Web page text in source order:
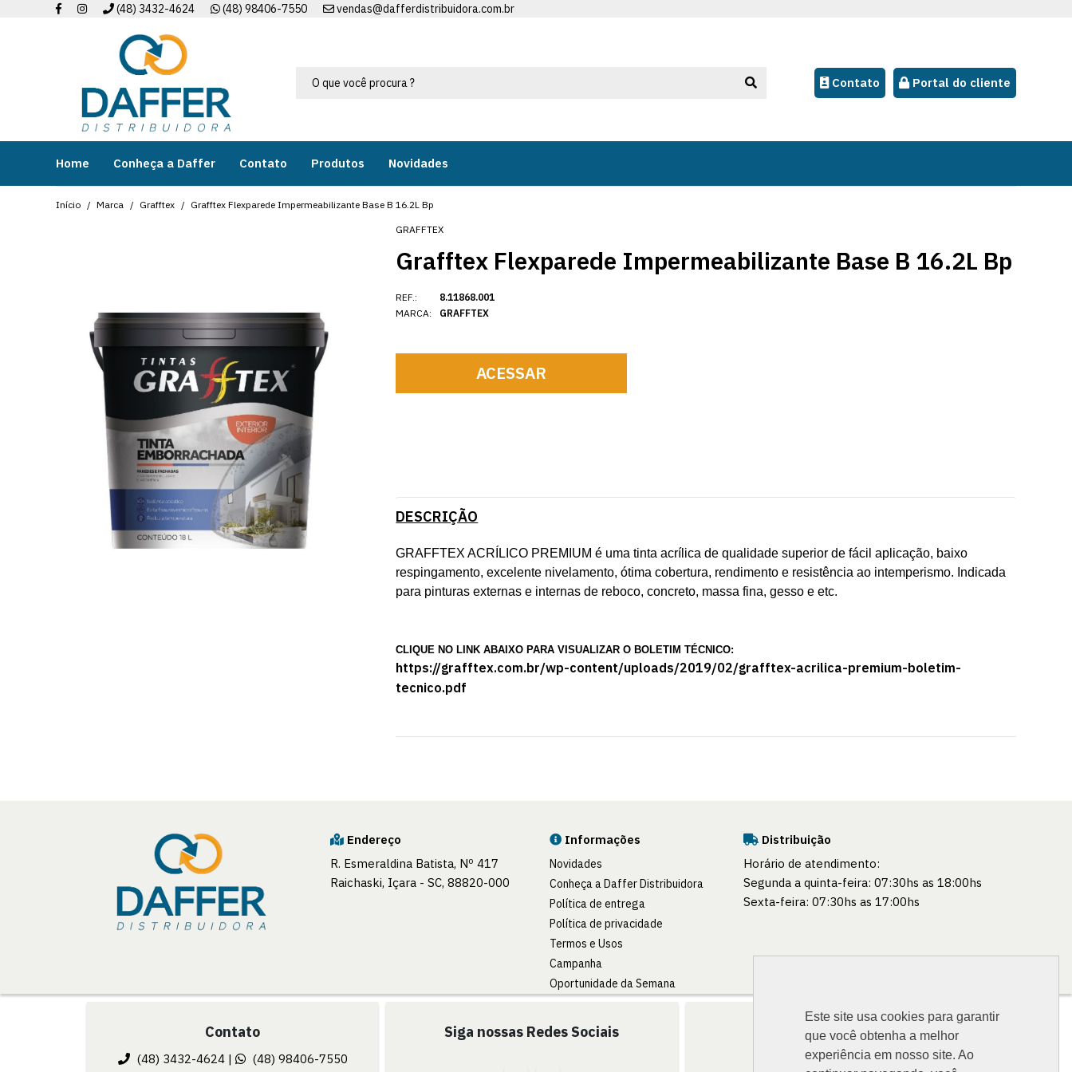
Este site usa cookies para garantir
que você obtenha a melhor
experiência em nosso site. Ao
(48) 3432-4624 (48) 98406-7550 vendas@dafferdistribuidora.com.br
Contato Portal do cliente
Home Conheça a Daffer Contato Produtos Novidades
Início Marca Grafftex Grafftex Flexparede Impermeabilizante Base B 16.2L Bp
GRAFFTEX
Grafftex Flexparede Impermeabilizante Base B 16.2L Bp
REF.:
MARCA:
8.11868.001
GRAFFTEX
ACESSAR
DESCRIÇÃO
GRAFFTEX ACRÍLICO PREMIUM é uma tinta acrílica de qualidade superior de fácil aplicação, baixo
respingamento, excelente nivelamento, ótima cobertura, rendimento e resistência ao intemperismo. Indicada
para pinturas externas e internas de reboco, concreto, massa fina, gesso e etc.
CLIQUE NO LINK ABAIXO PARA VISUALIZAR O BOLETIM TÉCNICO:
https://grafftex.com.br/wp-content/uploads/2019/02/grafftex-acrilica-premium-boletim-
tecnico.pdf
Endereço
R. Esmeraldina Batista, Nº 417
Raichaski, Içara - SC, 88820-000
Informações
Novidades
Conheça a Daffer Distribuidora
Política de entrega
Política de privacidade
Termos e Usos
Campanha
Oportunidade da Semana
Distribuição
Horário de atendimento:
Segunda a quinta-feira: 07:30hs as 18:00hs
Sexta-feira: 07:30hs as 17:00hs
Contato
(48) 3432-4624| (48) 98406-7550
Siga nossas Redes Sociais Segurança